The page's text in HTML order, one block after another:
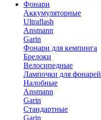
Фонари
Аккумуляторные
Ultraflash
Ansmann
Garin
Фонари для кемпинга
Брелоки
Велосипедные
Лампочки для фонарей
Налобные
Ansmann
Garin
Стандартные
Garin